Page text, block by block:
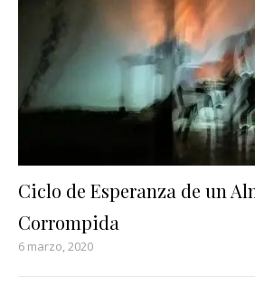
Ciclo de Esperanza de un
Corrompida
6 marzo, 2020